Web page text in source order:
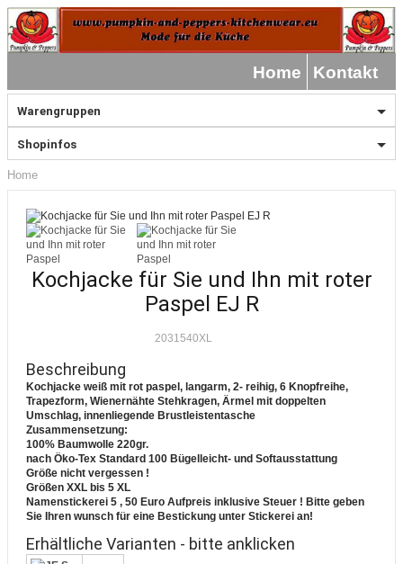
Home Kontakt
Warengruppen
Shopinfos
Home
Kochjacke für Sie und Ihn mit roter
Paspel EJ R
2031540XL
Beschreibung
Kochjacke weiß mit rot paspel, langarm, 2- reihig, 6 Knopfreihe,
Trapezform, Wienernähte Stehkragen, Ärmel mit doppelten
Umschlag, innenliegende Brustleistentasche
Zusammensetzung:
100% Baumwolle 220gr.
nach Öko-Tex Standard 100 Bügelleicht- und Softausstattung
Größe nicht vergessen !
Größen XXL bis 5 XL
Namenstickerei 5 , 50 Euro Aufpreis inklusive Steuer ! Bitte geben
Sie Ihren wunsch für eine Bestickung unter Stickerei an!
Erhältliche Varianten - bitte anklicken